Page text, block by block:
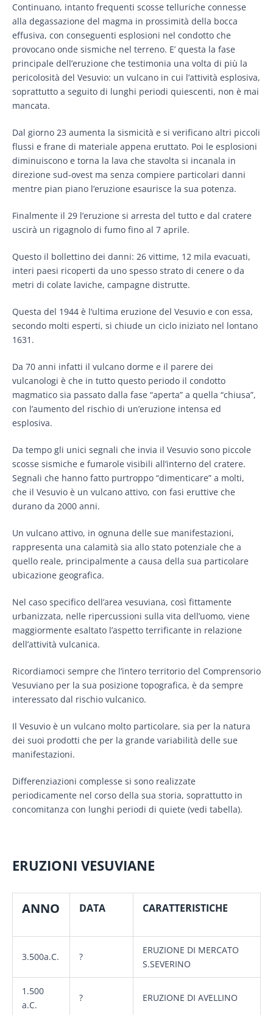
Continuano, intanto frequenti scosse telluriche connesse
alla degassazione del magma in prossimità della bocca
effusiva, con conseguenti esplosioni nel condotto che
provocano onde sismiche nel terreno. E’ questa la fase
principale dell’eruzione che testimonia una volta di più la
pericolosità del Vesuvio: un vulcano in cui l’attività esplosiva,
soprattutto a seguito di lunghi periodi quiescenti, non è mai
mancata.
Dal giorno 23 aumenta la sismicità e si verificano altri piccoli
flussi e frane di materiale appena eruttato. Poi le esplosioni
diminuiscono e torna la lava che stavolta si incanala in
direzione sud-ovest ma senza compiere particolari danni
mentre pian piano l’eruzione esaurisce la sua potenza.
Finalmente il 29 l’eruzione si arresta del tutto e dal cratere
uscirà un rigagnolo di fumo fino al 7 aprile.
Questo il bollettino dei danni: 26 vittime, 12 mila evacuati,
interi paesi ricoperti da uno spesso strato di cenere o da
metri di colate laviche, campagne distrutte.
Questa del 1944 è l’ultima eruzione del Vesuvio e con essa,
secondo molti esperti, si chiude un ciclo iniziato nel lontano
1631.
Da 70 anni infatti il vulcano dorme e il parere dei
vulcanologi è che in tutto questo periodo il condotto
magmatico sia passato dalla fase “aperta” a quella “chiusa”,
con l’aumento del rischio di un’eruzione intensa ed
esplosiva.
Da tempo gli unici segnali che invia il Vesuvio sono piccole
scosse sismiche e fumarole visibili all’interno del cratere.
Segnali che hanno fatto purtroppo “dimenticare” a molti,
che il Vesuvio è un vulcano attivo, con fasi eruttive che
durano da 2000 anni.
Un vulcano attivo, in ognuna delle sue manifestazioni,
rappresenta una calamità sia allo stato potenziale che a
quello reale, principalmente a causa della sua particolare
ubicazione geografica.
Nel caso specifico dell’area vesuviana, così fittamente
urbanizzata, nelle ripercussioni sulla vita dell’uomo, viene
maggiormente esaltato l’aspetto terrificante in relazione
dell’attività vulcanica.
Ricordiamoci sempre che l’intero territorio del Comprensorio
Vesuviano per la sua posizione topografica, è da sempre
interessato dal rischio vulcanico.
Il Vesuvio è un vulcano molto particolare, sia per la natura
dei suoi prodotti che per la grande variabilità delle sue
manifestazioni.
Differenziazioni complesse si sono realizzate
periodicamente nel corso della sua storia, soprattutto in
concomitanza con lunghi periodi di quiete (vedi tabella).
ERUZIONI VESUVIANE
ANNO DATA CARATTERISTICHE
3.500a.C. ?
ERUZIONE DI MERCATO
S.SEVERINO
1.500
a.C.
? ERUZIONE DI AVELLINO